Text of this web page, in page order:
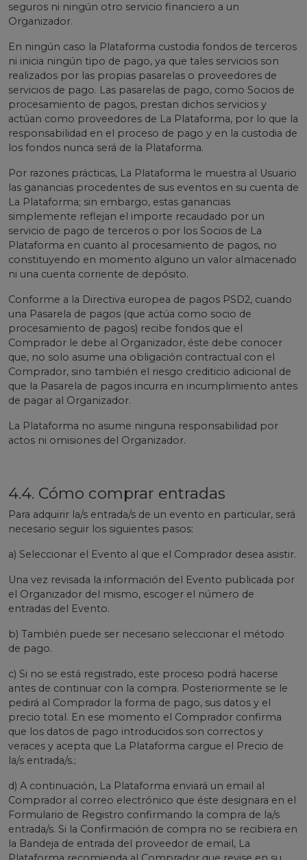
seguros ni ningún otro servicio financiero a un
Organizador.
En ningún caso la Plataforma custodia fondos de terceros
ni inicia ningún tipo de pago, ya que tales servicios son
realizados por las propias pasarelas o proveedores de
servicios de pago. Las pasarelas de pago, como Socios de
procesamiento de pagos, prestan dichos servicios y
actúan como proveedores de La Plataforma, por lo que la
responsabilidad en el proceso de pago y en la custodia de
los fondos nunca será de la Plataforma.
Por razones prácticas, La Plataforma le muestra al Usuario
las ganancias procedentes de sus eventos en su cuenta de
La Plataforma; sin embargo, estas ganancias
simplemente reflejan el importe recaudado por un
servicio de pago de terceros o por los Socios de La
Plataforma en cuanto al procesamiento de pagos, no
constituyendo en momento alguno un valor almacenado
ni una cuenta corriente de depósito.
Conforme a la Directiva europea de pagos PSD2, cuando
una Pasarela de pagos (que actúa como socio de
procesamiento de pagos) recibe fondos que el
Comprador le debe al Organizador, éste debe conocer
que, no solo asume una obligación contractual con el
Comprador, sino también el riesgo crediticio adicional de
que la Pasarela de pagos incurra en incumplimiento antes
de pagar al Organizador.
La Plataforma no asume ninguna responsabilidad por
actos ni omisiones del Organizador.
4.4. Cómo comprar entradas
Para adquirir la/s entrada/s de un evento en particular, será
necesario seguir los siguientes pasos:
a) Seleccionar el Evento al que el Comprador desea asistir.
Una vez revisada la información del Evento publicada por
el Organizador del mismo, escoger el número de
entradas del Evento.
b) También puede ser necesario seleccionar el método
de pago.
c) Si no se está registrado, este proceso podrá hacerse
antes de continuar con la compra. Posteriormente se le
pedirá al Comprador la forma de pago, sus datos y el
precio total. En ese momento el Comprador confirma
que los datos de pago introducidos son correctos y
veraces y acepta que La Plataforma cargue el Precio de
la/s entrada/s.;
d) A continuación, La Plataforma enviará un email al
Comprador al correo electrónico que éste designara en el
Formulario de Registro confirmando la compra de la/s
entrada/s. Si la Confirmación de compra no se recibiera en
la Bandeja de entrada del proveedor de email, La